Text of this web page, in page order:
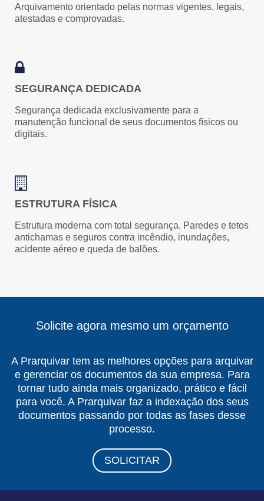
Arquivamento orientado pelas normas vigentes, legais,
atestadas e comprovadas.
SEGURANÇA DEDICADA
Segurança dedicada exclusivamente para a
manutenção funcional de seus documentos físicos ou
digitais.
ESTRUTURA FÍSICA
Estrutura moderna com total segurança. Paredes e tetos
antichamas e seguros contra incêndio, inundações,
acidente aéreo e queda de balões.
Solicite agora mesmo um orçamento
A Prarquivar tem as melhores opções para arquivar
e gerenciar os documentos da sua empresa. Para
tornar tudo ainda mais organizado, prático e fácil
para você. A Prarquivar faz a indexação dos seus
documentos passando por todas as fases desse
processo.
SOLICITAR